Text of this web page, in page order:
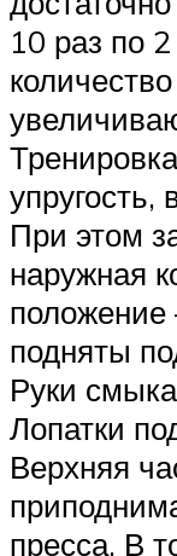
10 раз по
упругость,
При этом
наружная
положение
подняты
Руки
Лопатки
Верхняя
пресса. В